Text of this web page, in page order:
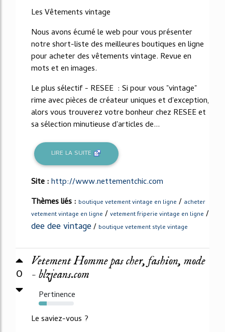
Les Vêtements vintage
Nous avons écumé le web pour vous présenter
notre short-liste des meilleures boutiques en ligne
pour acheter des vêtements vintage. Revue en
mots et en images.
Le plus sélectif - RESEE : Si pour vous "vintage"
rime avec pièces de créateur uniques et d'exception,
alors vous trouverez votre bonheur chez RESEE et
sa sélection minutieuse d'articles de...
LIRE LA SUITE
Site :http://www.nettementchic.com
Thèmes liés : boutique vetement vintage en ligne / acheter
vetement vintage en ligne / vetement friperie vintage en ligne /
dee dee vintage/ boutique vetement style vintage
0
Vetement Homme pas cher, fashion, mode
- blzjeans.com
Pertinence
23%
Le saviez-vous ?